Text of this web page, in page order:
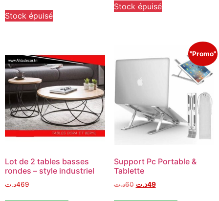
Stock épuisé
Stock épuisé
Lot de 2 tables basses
rondes – style industriel
469د.ت
"Promo"
Support Pc Portable &
Tablette
60د.ت 49د.ت